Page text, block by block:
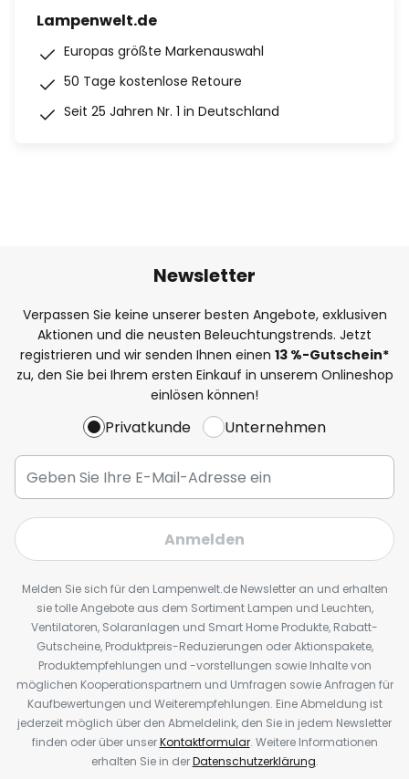
Lampenwelt.de
Europas größte Markenauswahl
50 Tage kostenlose Retoure
Seit 25 Jahren Nr. 1 in Deutschland
Newsletter
Verpassen Sie keine unserer besten Angebote, exklusiven
Aktionen und die neusten Beleuchtungstrends. Jetzt
registrieren und wir senden Ihnen einen 13 %-Gutschein*
zu, den Sie bei Ihrem ersten Einkauf in unserem Onlineshop
einlösen können!
Privatkunde Unternehmen
Anmelden
Melden Sie sich für den Lampenwelt.de Newsletter an und erhalten
sie tolle Angebote aus dem Sortiment Lampen und Leuchten,
Ventilatoren, Solaranlagen und Smart Home Produkte, Rabatt-
Gutscheine, Produktpreis-Reduzierungen oder Aktionspakete,
Produktempfehlungen und -vorstellungen sowie Inhalte von
möglichen Kooperationspartnern und Umfragen sowie Anfragen für
Kaufbewertungen und Weiterempfehlungen. Eine Abmeldung ist
jederzeit möglich über den Abmeldelink, den Sie in jedem Newsletter
finden oder über unserKontaktformular. Weitere Informationen
erhalten Sie in derDatenschutzerklärung.